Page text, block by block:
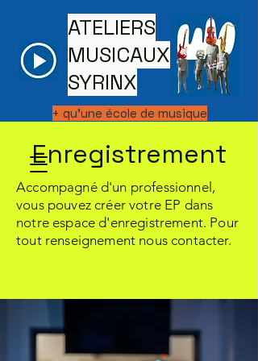
ATELIERS
MUSICAUX
SYRINX
+ qu'une école de musique
Enregistrement
Accompagné d'un professionnel,
vous pouvez créer votre EP dans
notre espace d'enregistrement. Pour
tout renseignement nous contacter.